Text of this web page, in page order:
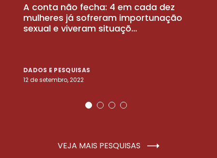
A conta não fecha: 4 em cada dez
mulheres já sofreram importunação
sexual e viveram situaçõ...
DADOS E PESQUISAS
12 de setembro, 2022
VEJA MAIS PESQUISAS